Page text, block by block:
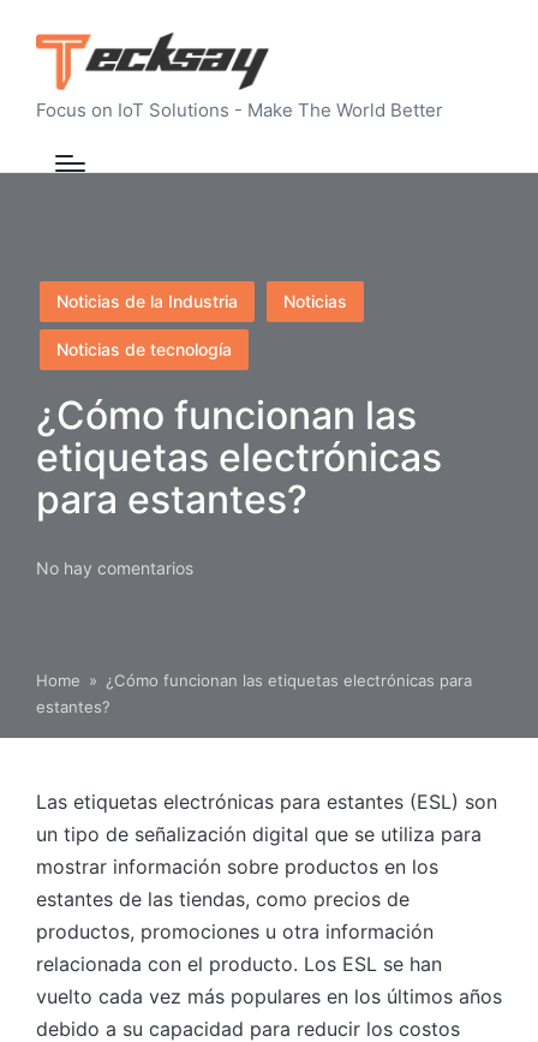
Focus on IoT Solutions - Make The World Better
Publicado
en
Noticias de la Industria Noticias
Noticias de tecnología
¿Cómo funcionan las
etiquetas electrónicas
para estantes?
No hay comentarios
Home » ¿Cómo funcionan las etiquetas electrónicas para
estantes?
Las etiquetas electrónicas para estantes (ESL) son
un tipo de señalización digital que se utiliza para
mostrar información sobre productos en los
estantes de las tiendas, como precios de
productos, promociones u otra información
relacionada con el producto. Los ESL se han
vuelto cada vez más populares en los últimos años
debido a su capacidad para reducir los costos